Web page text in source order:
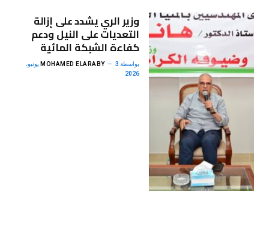
وزير الري يشدد على إزالة
التعديات على النيل ودعم
كفاءة الشبكة المائية
بواسطة MOHAMED ELARABY 3 يونيو،
2026